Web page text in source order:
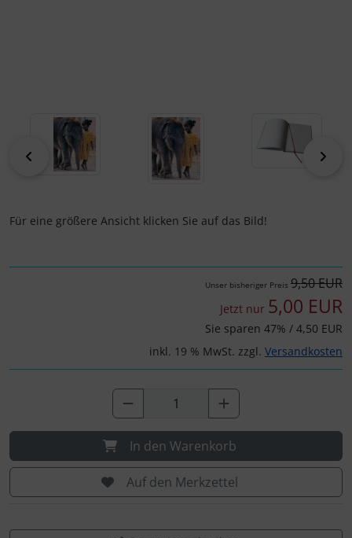
zurück
Für eine größere Ansicht klicken Sie auf das Bild!
Unser bisheriger Preis 9,50 EUR
Jetzt nur 5,00 EUR
Sie sparen 47% / 4,50 EUR
inkl. 19 % MwSt. zzgl. Versandkosten
In den Warenkorb
Auf den Merkzettel